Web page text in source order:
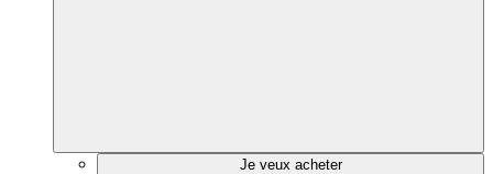
Je veux acheter